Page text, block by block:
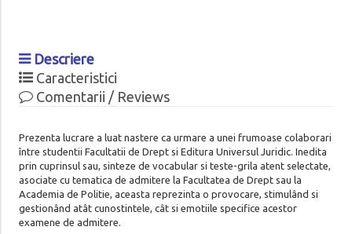
Descriere
Caracteristici
Comentarii / Reviews
Prezenta lucrare a luat nastere ca urmare a unei frumoase colaborari
între studentii Facultatii de Drept si Editura Universul Juridic. Inedita
prin cuprinsul sau, sinteze de vocabular si teste-grila atent selectate,
asociate cu tematica de admitere la Facultatea de Drept sau la
Academia de Politie, aceasta reprezinta o provocare, stimulând si
gestionând atât cunostintele, cât si emotiile specifice acestor
examene de admitere.